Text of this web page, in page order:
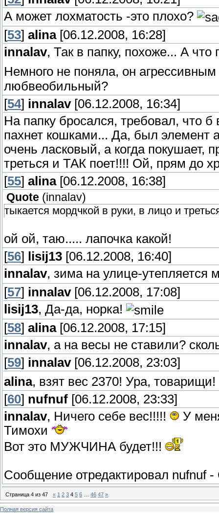
А может лохматость -это плохо?
[53] alina[06.12.2008, 16:28]
innalav, Так в папку, похоже... А что
Немного не поняла, он
любвеобильный?
[54] innalav[06.12.2008, 16:34]
На папку бросался, требовал, что
пахнет кошками... Да, был элемент
очень ласковый, а когда покушает,
треться и ТАК поет!!!! Ой, прям до
[55] alina[06.12.2008, 16:38]
Quote (innalav)
тыкается мордчкой в руки, в лицо и
ой ой, таю..... лапочка какой!
[56] lisij13 [06.12.2008, 16:40]
innalav, зима на улице-утепляется
[57] innalav[06.12.2008, 17:08]
lisij13, Да-да, норка!
[58] alina[06.12.2008, 17:15]
innalav, а на весы не ставили?
[59] innalav[06.12.2008, 23:03]
alina, взят вес 2370! Ура, товарищи!
[60] nufnuf [06.12.2008, 23:33]
innalav, Ничего себе вес!!!!!
У
Тимохи
Вот это МУЖЧИНА будет!!!
Сообщение отредактировал nufnuf-
Страница 4 из 47 « 1 2 3 4 5 6 46 47 »
Полная версия сайта